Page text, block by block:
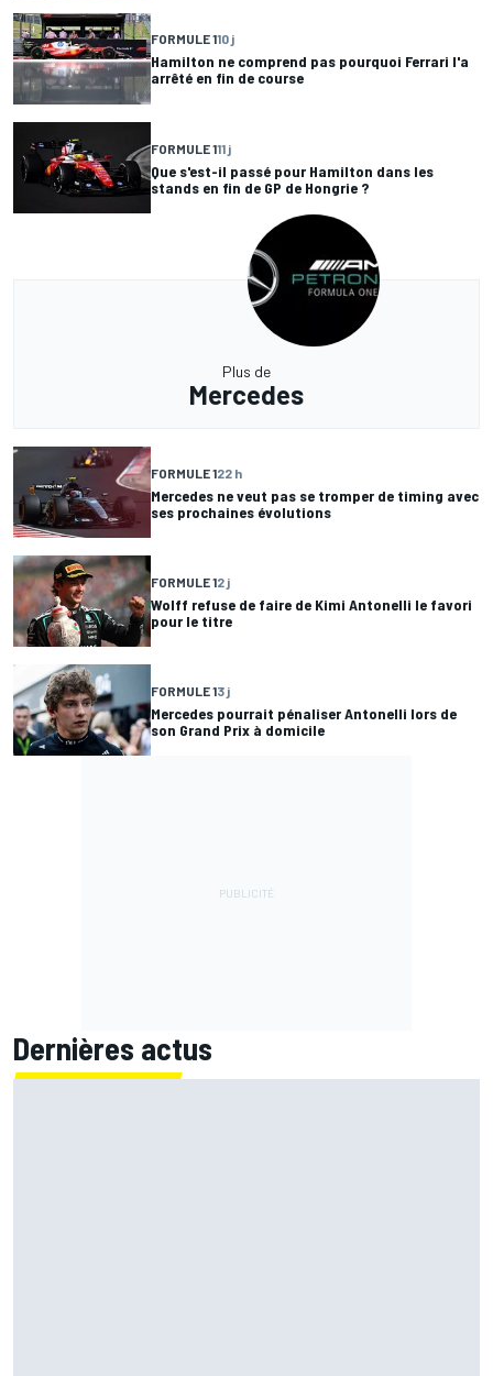
FORMULE 110 j
Hamilton ne comprend pas pourquoi Ferrari l'a
arrêté en fin de course
FORMULE 111 j
Que s'est-il passé pour Hamilton dans les
stands en fin de GP de Hongrie ?
Plus de
Mercedes
FORMULE 122 h
Mercedes ne veut pas se tromper de timing avec
ses prochaines évolutions
FORMULE 12 j
Wolff refuse de faire de Kimi Antonelli le favori
pour le titre
FORMULE 13 j
Mercedes pourrait pénaliser Antonelli lors de
son Grand Prix à domicile
Dernières actus